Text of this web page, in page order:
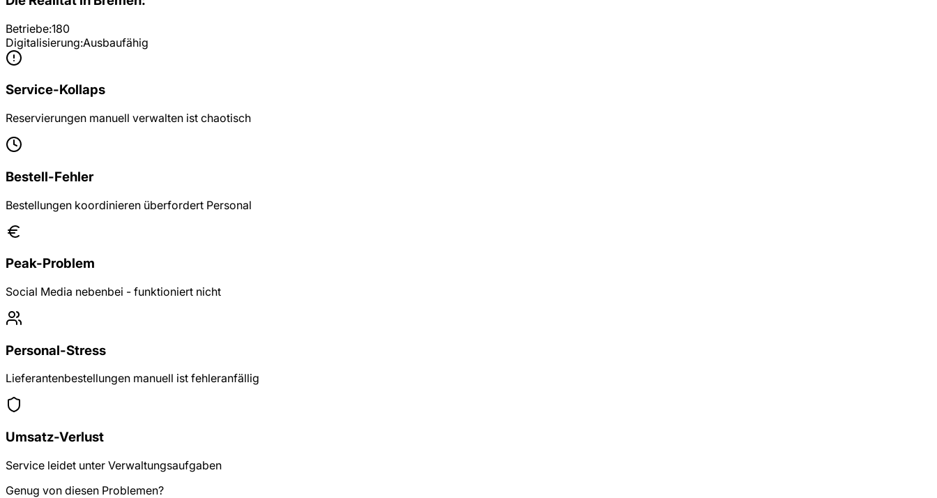
Betriebe:180
Digitalisierung:Ausbaufähig
Service-Kollaps
Reservierungen manuell verwalten ist chaotisch
Bestell-Fehler
Bestellungen koordinieren überfordert Personal
Peak-Problem
Social Media nebenbei - funktioniert nicht
Personal-Stress
Lieferantenbestellungen manuell ist fehleranfällig
Umsatz-Verlust
Service leidet unter Verwaltungsaufgaben
Genug von diesen Problemen?